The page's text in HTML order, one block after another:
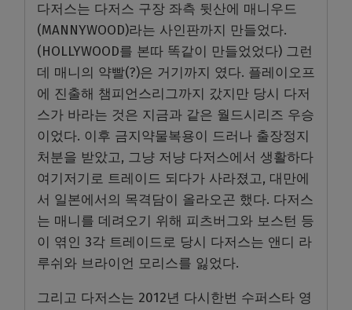
다저스는 다저스 구장 좌측 뒷산에 매니우드
(MANNYWOOD)라는 사인판까지 만들었다.
(HOLLYWOOD를 본따 똑같이 만들었었다) 그런
데 매니의 약빨(?)은 거기까지 였다. 플레이오프
에 진출해 챔피언스리그까지 갔지만 당시 다저
스가 바라는 것은 지금과 같은 월드시리즈 우승
이었다. 이후 금지약물복용이 드러나 출장정지
처분을 받았고, 그냥 저냥 다저스에서 생활하다
여기저기로 트레이드 되다가 사라졌고, 대만에
서 일본에서의 목격담이 올라오곤 했다. 다저스
는 매니를 데려오기 위해 피츠버그와 보스턴 등
이 엮인 3각 트레이드로 당시 다저스는 앤디 라
루쉬와 브라이언 모리스를 잃었다.
그리고 다저스는 2012년 다시한번 수퍼스타 영